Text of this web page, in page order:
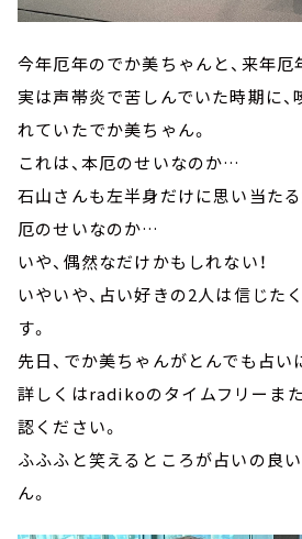
今年厄年のでか美ちゃんと、来年厄
実は声帯炎で苦しんでいた時期に
れていたでか美ちゃん。
これは、本厄のせいなのか…
石山さんも左半身だけに思い当た
厄のせいなのか…
いや、偶然なだけかもしれない！
いやいや、占い好きの2人は信じた
す。
先日、でか美ちゃんがとんでも占
詳しくはradikoのタイムフリーま
認ください。
ふふふと笑えるところが占いの良
ん。